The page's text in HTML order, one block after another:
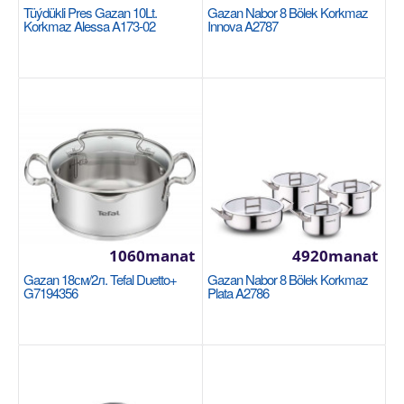
Vanilla A3976
KORKMAZ
Здоровое приготовление пищи благодаря
1590manat
Availability
Sebede Goş
Garşylaşdyrmaga goş
Halananlara goş
Tüýdükli Pres Gazan 10Lt.
Korkmaz Alessa A173-02
Gazan Nabor 8 Bölek Korkmaz
Innova A2787
Gazan 18см/2л. Tefal Duetto+
G7194356
1060manat
Gazan Nabor 8 Bölek Korkmaz
Plata A2786
4920manat